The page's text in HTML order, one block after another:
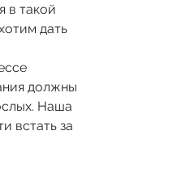
в такой
дать
должны
Наша
встать за